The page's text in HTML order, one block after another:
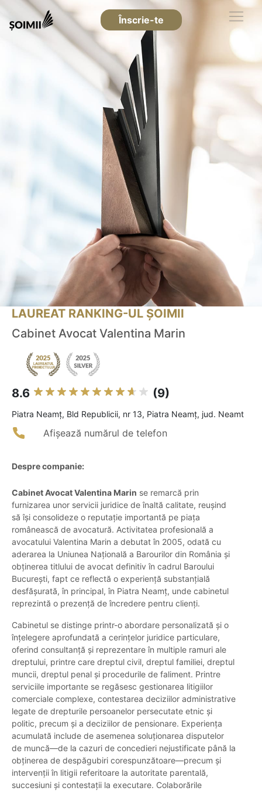
Înscrie-te
LAUREAT RANKING-UL ȘOIMII
Cabinet Avocat Valentina Marin
8.6 (9)
Piatra Neamţ, Bld Republicii, nr 13, Piatra Neamț, jud. Neamt
Afișează numărul de telefon
Despre companie:
Cabinet Avocat Valentina Marin se remarcă prin
furnizarea unor servicii juridice de înaltă calitate, reușind
să își consolideze o reputație importantă pe piața
românească de avocatură. Activitatea profesională a
avocatului Valentina Marin a debutat în 2005, odată cu
aderarea la Uniunea Națională a Barourilor din România și
obținerea titlului de avocat definitiv în cadrul Baroului
București, fapt ce reflectă o experiență substanțială
desfășurată, în principal, în Piatra Neamț, unde cabinetul
reprezintă o prezență de încredere pentru clienți.
Cabinetul se distinge printr-o abordare personalizată și o
înțelegere aprofundată a cerințelor juridice particulare,
oferind consultanță și reprezentare în multiple ramuri ale
dreptului, printre care dreptul civil, dreptul familiei, dreptul
muncii, dreptul penal și procedurile de faliment. Printre
serviciile importante se regăsesc gestionarea litigiilor
comerciale complexe, contestarea deciziilor administrative
legate de drepturile persoanelor persecutate etnic și
politic, precum și a deciziilor de pensionare. Experiența
acumulată include de asemenea soluționarea disputelor
de muncă—de la cazuri de concedieri nejustificate până la
obținerea de despăgubiri corespunzătoare—precum și
intervenții în litigii referitoare la autoritate parentală,
succesiuni și contestații la executare. Colaborările